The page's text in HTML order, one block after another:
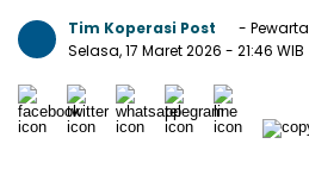
Tim Koperasi Post
- Pewarta
Selasa, 17 Maret 2026 - 21:46 WIB